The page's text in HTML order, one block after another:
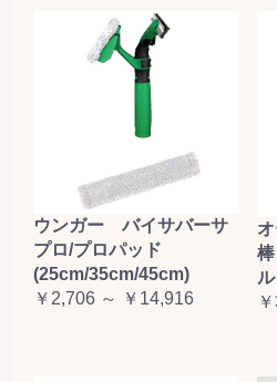
ウンガー バイサバーサ
プロ/プロパッド
(25cm/35cm/45cm)
￥2,706 ～ ￥14,916